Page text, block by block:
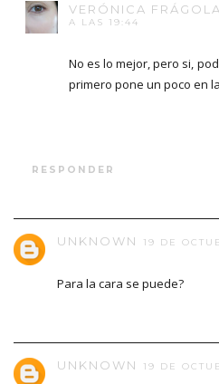
VERÓNICA FRÁGOLA
A LAS 19:44
No es lo mejor, pero si,
primero pone un poco en
RESPONDER
UNKNOWN 19 DE
Para la cara se puede?
UNKNOWN 19 DE